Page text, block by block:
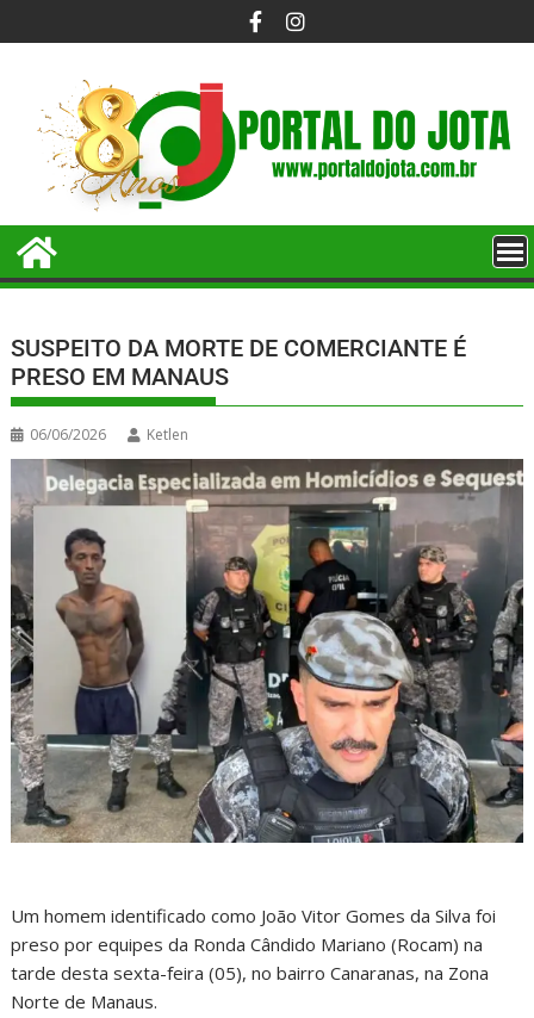
SUSPEITO DA MORTE DE COMERCIANTE É
PRESO EM MANAUS
06/06/2026 Ketlen
Um homem identificado como João Vitor Gomes da Silva foi
preso por equipes da Ronda Cândido Mariano (Rocam) na
tarde desta sexta-feira (05), no bairro Canaranas, na Zona
Norte de Manaus.